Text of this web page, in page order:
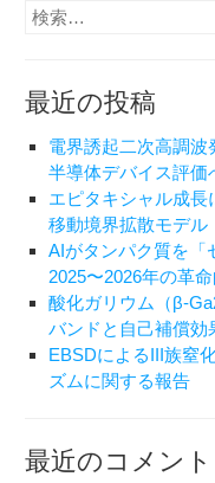
検
最近の投稿
電界誘起二次高調波
半導体デバイス評価
エピタキシャル成長
移動境界拡散モデル
AIがタンパク質を
2025〜2026年の革
酸化ガリウム（β-
バンドと自己補償効
EBSDによるIII族窒
ズムに関する報告
最近のコメント